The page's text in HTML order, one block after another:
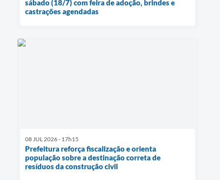
sábado (18/7) com feira de adoção, brindes e
castrações agendadas
08 JUL 2026 - 17h15
Prefeitura reforça fiscalização e orienta
população sobre a destinação correta de
resíduos da construção civil